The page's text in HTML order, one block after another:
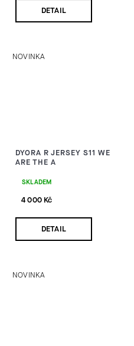
DETAIL
NOVINKA
DYORA R JERSEY S11 WE
ARE THE A
SKLADEM
4 000 Kč
DETAIL
NOVINKA